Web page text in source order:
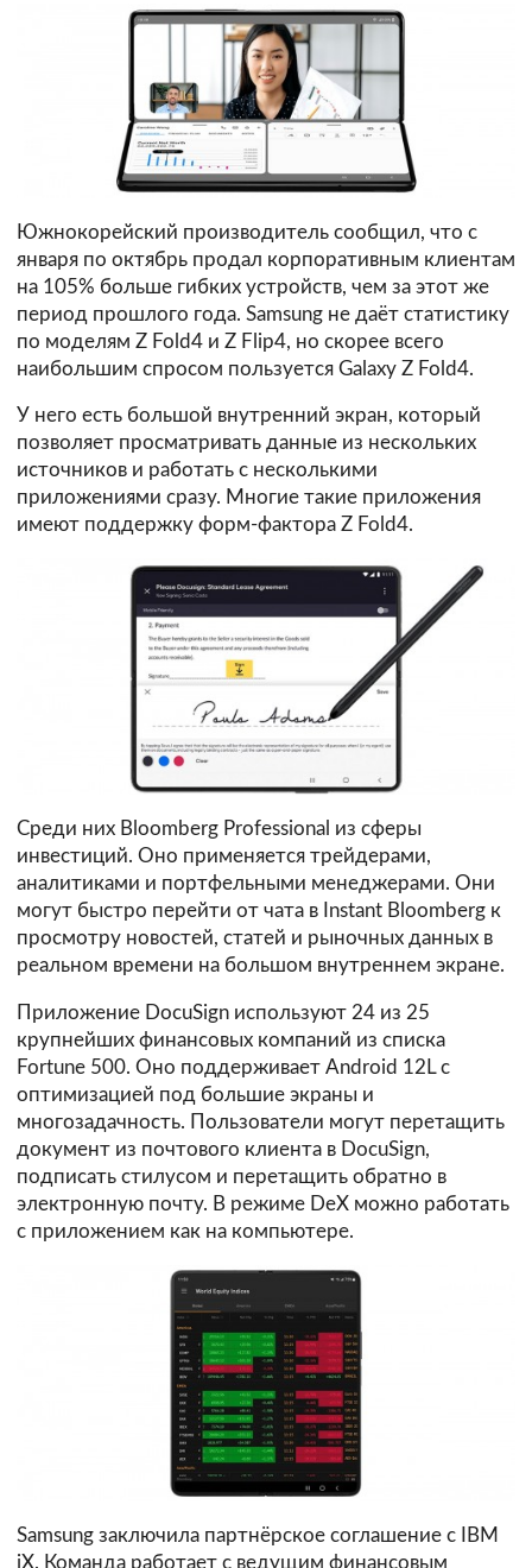
Южнокорейский производитель сообщил, что с
января по октябрь продал корпоративным клиентам
на 105% больше гибких устройств, чем за этот же
период прошлого года. Samsung не даёт статистику
по моделям Z Fold4 и Z Flip4, но скорее всего
наибольшим спросом пользуется Galaxy Z Fold4.
У него есть большой внутренний экран, который
позволяет просматривать данные из нескольких
источников и работать с несколькими
приложениями сразу. Многие такие приложения
имеют поддержку форм-фактора Z Fold4.
Среди них Bloomberg Professional из сферы
инвестиций. Оно применяется трейдерами,
аналитиками и портфельными менеджерами. Они
могут быстро перейти от чата в Instant Bloomberg к
просмотру новостей, статей и рыночных данных в
реальном времени на большом внутреннем экране.
Приложение DocuSign используют 24 из 25
крупнейших финансовых компаний из списка
Fortune 500. Оно поддерживает Android 12L с
оптимизацией под большие экраны и
многозадачность. Пользователи могут перетащить
документ из почтового клиента в DocuSign,
подписать стилусом и перетащить обратно в
электронную почту. В режиме DeX можно работать
с приложением как на компьютере.
Samsung заключила партнёрское соглашение с IBM
iX. Команда работает с ведущим финансовым